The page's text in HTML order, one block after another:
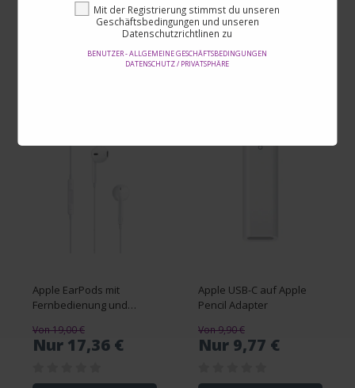
Mit der Registrierung stimmst du unseren
Geschäftsbedingungen und unseren
Datenschutzrichtlinen zu
BENUTZER - ALLGEMEINE GESCHÄFTSBEDINGUNGEN
DATENSCHUTZ / PRIVATSPHÄRE
AUF DER SEITE
EINSEHEN
AUF DER SEITE
EINSEHEN
Apple EarPods mit
Fernbedienung und
Von 19,00 €
Nur 17,36 €
Apple USB-C auf Apple
Pencil Adapter
Von 9,90 €
Nur 9,77 €